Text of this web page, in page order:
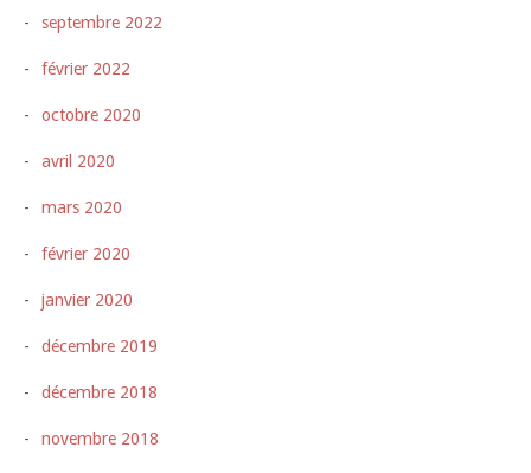
septembre 2022
février 2022
octobre 2020
avril 2020
mars 2020
février 2020
janvier 2020
décembre 2019
décembre 2018
novembre 2018